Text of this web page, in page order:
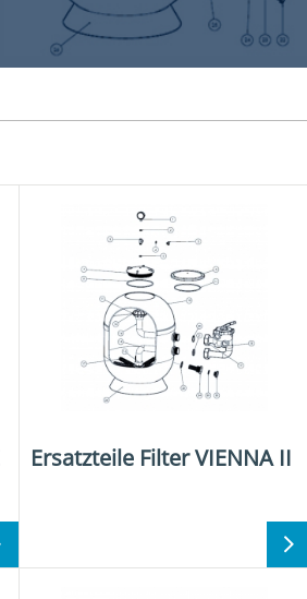
Ersatzteile Filter VIENNA II